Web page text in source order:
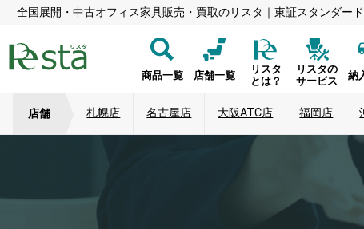
全国展開・中古オフィス家具販売・買取のリスタ｜東証スタンダー
商品一覧 店舗一覧
リスタ
とは？
リスタの
サービス
納
店舗 札幌店 名古屋店 大阪ATC店 福岡店